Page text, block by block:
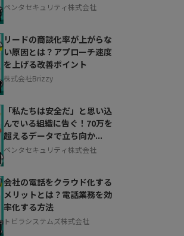
ペンタセキュリティ株式会社
リードの商談化率が上がらな
い原因とは？アプローチ速度
を上げる改善ポイント
株式会社Brizzy
「私たちは安全だ」と思い込
んでいる組織に告ぐ！70万を
超えるデータで立ち向か...
ペンタセキュリティ株式会社
会社の電話をクラウド化する
メリットとは？電話業務を効
率化する方法
トビラシステムズ株式会社